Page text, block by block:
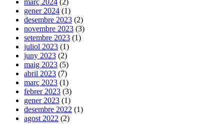
març 2024 (2)
gener 2024 (1)
desembre 2023 (2)
novembre 2023 (3)
setembre 2023 (1)
juliol 2023 (1)
juny 2023 (2)
maig 2023 (5)
abril 2023 (7)
març 2023 (1)
febrer 2023 (3)
gener 2023 (1)
desembre 2022 (1)
agost 2022 (2)